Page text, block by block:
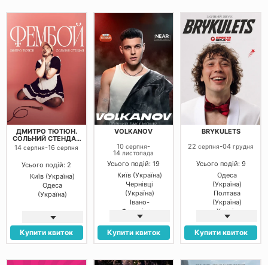
(Україна)
Полтава
(Україна)
Кропивницький
(Україна)
Вінниця
(Україна)
ДМИТРО ТЮТЮН.
СОЛЬНИЙ СТЕНДАП
«ФЕМБОЙ»
14серпня-16серпня
Усього подій: 2
Київ (Україна)
Одеса
(Україна)
Купити квиток
VOLKANOV
10серпня-
14листопада
Усього подій: 19
Київ (Україна)
Чернівці
(Україна)
Івано-
Франківськ
(Україна)
Львів (Україна)
Тернопіль
Купити квиток
BRYKULETS
22серпня-04грудня
Усього подій: 9
Одеса
(Україна)
Полтава
(Україна)
Харків
(Україна)
Дніпро
(Україна)
Купити квиток